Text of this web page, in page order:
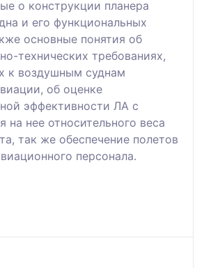
о конструкции планера
и его функциональных
основные понятия об
технических требованиях,
к воздушным суднам
об оценке
эффективности ЛА с
на нее относительного веса
так же обеспечение полетов
персонала.